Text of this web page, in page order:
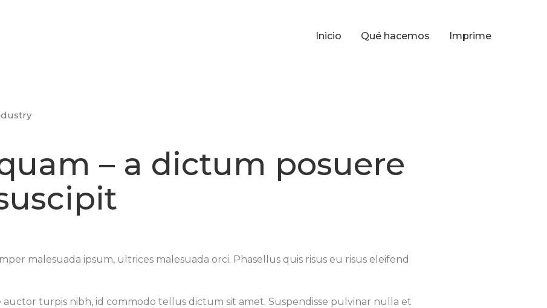
Inicio Qué hacemos Imprime
– a dictum posuere
malesuada ipsum, ultrices malesuada orci. Phasellus quis risus eu risus eleifend
turpis nibh, id commodo tellus dictum sit amet. Suspendisse pulvinar nulla et